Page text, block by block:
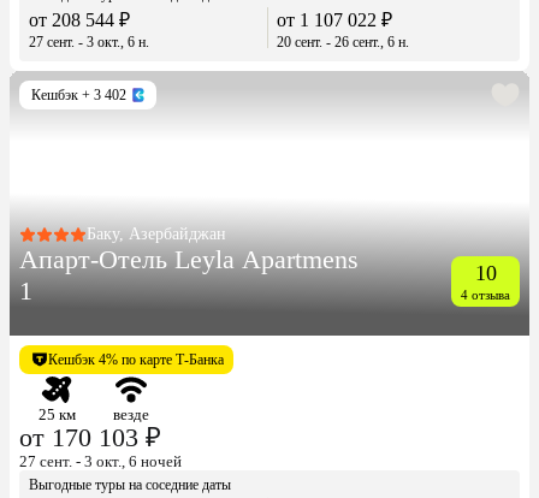
от 208 544 ₽
27 сент. - 3 окт., 6 н.
от 1 107 022 ₽
20 сент. - 26 сент., 6 н.
Кешбэк + 3 402
Баку, Азербайджан
Апарт-Отель Leyla Apartmens
1
10
4 отзыва
Кешбэк 4% по карте Т-Банка
25 км везде
от 170 103 ₽
27 сент. - 3 окт., 6 ночей
Выгодные туры на соседние даты